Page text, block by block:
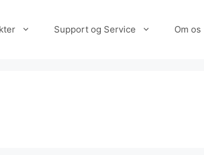
Support og Service Om os